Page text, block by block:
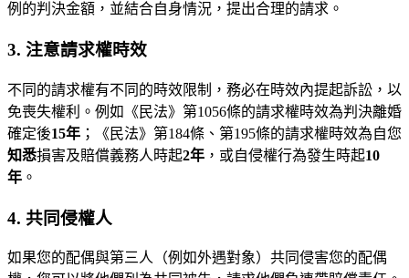
例的判決金額，並結合自身情況，提出合理的請求。
3. 注意請求權時效
不同的請求權有不同的時效限制，務必在時效內提起訴訟，以
免喪失權利。例如《民法》第1056條的請求權時效為判決離婚
確定後15年 ；《民法》第184條、第195條的請求權時效為自您
知悉損害及賠償義務人時起2年 ，或自侵權行為發生時起10
年 。
4. 共同侵權人
如果您的配偶與第三人（例如外遇對象）共同侵害您的配偶